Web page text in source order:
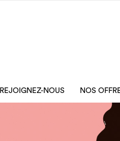
REJOIGNEZ-NOUS NOS